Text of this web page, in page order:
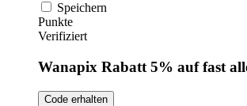
Speichern
Punkte
Verifiziert
Wanapix Rabatt 5% auf fast
Code erhalten